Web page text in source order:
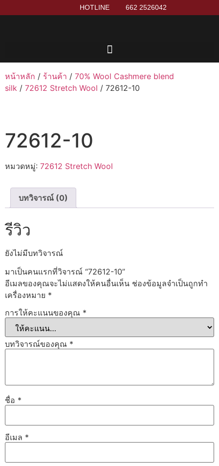
HOTLINE 662 2526042
หน้าหลัก / ร้านค้า / 70% Wool Cashmere blend
silk / 72612 Stretch Wool / 72612-10
72612-10
หมวดหมู่: 72612 Stretch Wool
บทวิจารณ์ (0)
รีวิว
ยังไม่มีบทวิจารณ์
มาเป็นคนแรกที่วิจารณ์ “72612-10”
อีเมลของคุณจะไม่แสดงให้คนอื่นเห็น ช่องข้อมูลจำเป็นถูกทำ
เครื่องหมาย *
การให้คะแนนของคุณ *
บทวิจารณ์ของคุณ *
ชื่อ *
อีเมล *